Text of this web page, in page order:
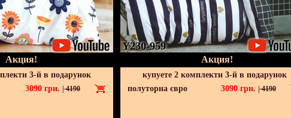
Акция!
3-й в подарунок
3090 грн. |4190
Y230-959
Акция!
купуете 2 комплекти 3-й в подарунок
полуторна євро
3090 грн. |4190